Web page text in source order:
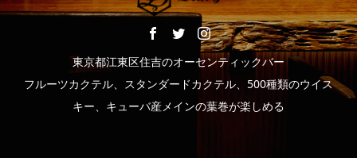
東京都江東区住吉のオーセンティックバー
フルーツカクテル、スタンダードカクテル、500種類のウイス
キー、キューバ産メインの葉巻が楽しめる